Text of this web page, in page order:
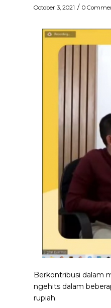
October 3, 2021 / 0
Berkontribusi dalam
ngehits dalam
rupiah.